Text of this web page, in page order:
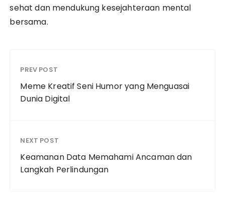
sehat dan mendukung kesejahteraan mental
bersama.
PREV POST
Meme Kreatif Seni Humor yang Menguasai
Dunia Digital
NEXT POST
Keamanan Data Memahami Ancaman dan
Langkah Perlindungan